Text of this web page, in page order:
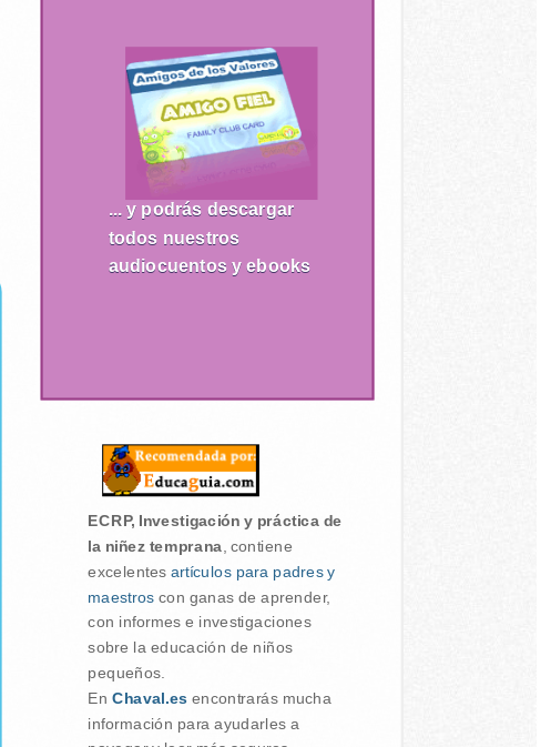
... y podrás descargar
todos nuestros
audiocuentos y ebooks
ECRP, Investigación y práctica de
la niñez temprana, contiene
excelentes artículos para padres y
maestros con ganas de aprender,
con informes e investigaciones
sobre la educación de niños
pequeños.
En Chaval.es encontrarás mucha
información para ayudarles a